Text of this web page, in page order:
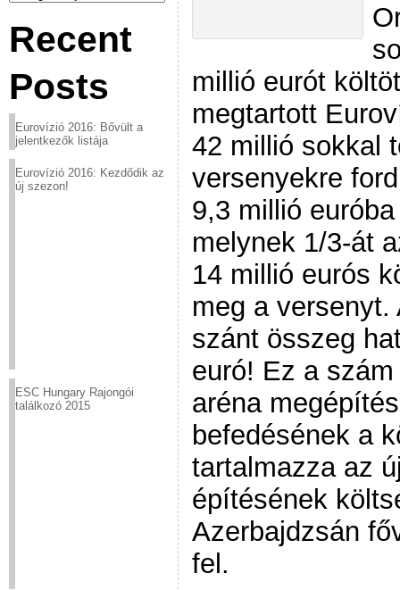
Recent
Posts
Eurovízió 2016: Bővült a
jelentkezők listája
Eurovízió 2016: Kezdődik az
új szezon!
ESC Hungary Rajongói
találkozó 2015
millió eurót
megtartott
42 millió sokkal
versenyekre
9,3 millió
melynek 1/3-át
14 millió eurós
meg a
szánt összeg
euró! Ez a
aréna
befedésének a
tartalmazza az
építésének
Azerbajdzsán
fel.